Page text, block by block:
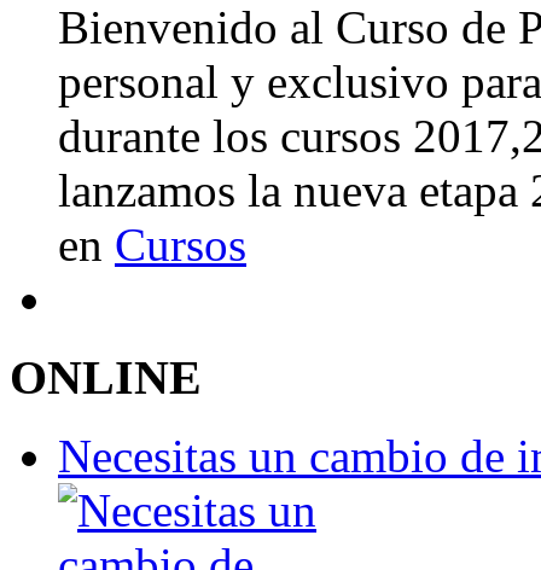
Bienvenido al Curso de
personal y exclusivo
durante los cursos
lanzamos la nueva
en Cursos
ONLINE
Necesitas un cambio de